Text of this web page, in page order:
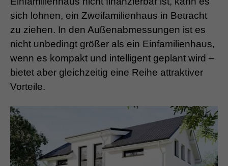
sich lohnen, ein Zweifamilienhaus in Betracht
zu ziehen. In den Außenabmessungen ist es
nicht unbedingt größer als ein Einfamilienhaus,
wenn es kompakt und intelligent geplant wird –
bietet aber gleichzeitig eine Reihe attraktiver
Vorteile.